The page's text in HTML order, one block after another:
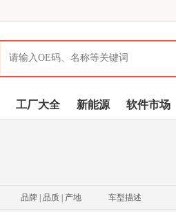
工厂大全 新能源 软件市场
品牌 | 品质 | 产地 车型描述